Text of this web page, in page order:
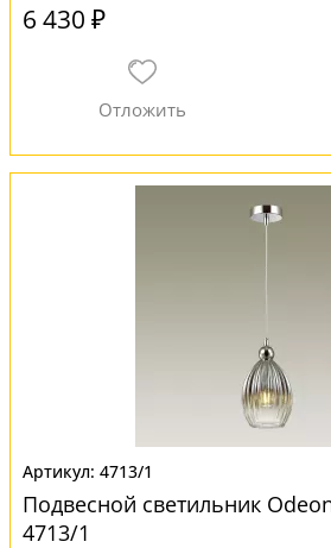
6 430 ₽
4713/1
Подвесной светильник
4713/1